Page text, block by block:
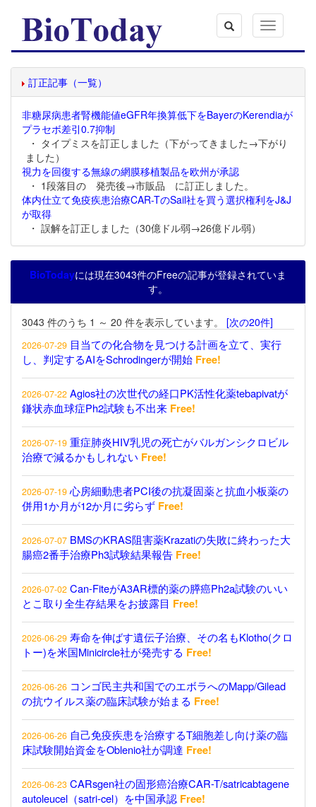
Toggle
navigation
訂正記事（一覧）
非糖尿病患者腎機能値eGFR年換算低下をBayerのKerendiaが
プラセボ差引0.7抑制
・ タイプミスを訂正しました（下がってきました→下がり
ました）
視力を回復する無線の網膜移植製品を欧州が承認
・ 1段落目の 発売後→市販品 に訂正しました。
体内仕立て免疫疾患治療CAR-TのSail社を買う選択権利をJ&J
が取得
・ 誤解を訂正しました（30億ドル弱→26億ドル弱）
BioTodayには現在3043件のFreeの記事が登録されていま
す。
3043 件のうち 1 ～ 20 件を表示しています。 [次の20件]
2026-07-29 目当ての化合物を見つける計画を立て、実行
し、判定するAIをSchrodingerが開始 Free!
2026-07-22 Agios社の次世代の経口PK活性化薬tebapivatが
鎌状赤血球症Ph2試験も不出来 Free!
2026-07-19 重症肺炎HIV乳児の死亡がバルガンシクロビル
治療で減るかもしれない Free!
2026-07-19 心房細動患者PCI後の抗凝固薬と抗血小板薬の
併用1か月が12か月に劣らず Free!
2026-07-07 BMSのKRAS阻害薬Krazatiの失敗に終わった大
腸癌2番手治療Ph3試験結果報告 Free!
2026-07-02 Can-FiteがA3AR標的薬の膵癌Ph2a試験のいい
とこ取り全生存結果をお披露目 Free!
2026-06-29 寿命を伸ばす遺伝子治療、その名もKlotho(クロ
トー)を米国Minicircle社が発売する Free!
2026-06-26 コンゴ民主共和国でのエボラへのMapp/Gilead
の抗ウイルス薬の臨床試験が始まる Free!
2026-06-26 自己免疫疾患を治療するT細胞差し向け薬の臨
床試験開始資金をOblenio社が調達 Free!
2026-06-23 CARsgen社の固形癌治療CAR-T/satricabtagene
autoleucel（satri-cel）を中国承認 Free!